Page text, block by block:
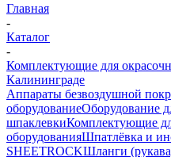
Главная
-
Каталог
-
Комплектующие для
Калининграде
Аппараты безвоздушной
оборудованиеОборудование
шпаклевкиКомплектующие
оборудованияШпатлёвка и
SHEETROCKШланги